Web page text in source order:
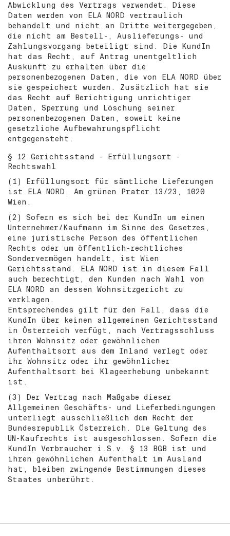
Abwicklung des Vertrags verwendet. Diese
Daten werden von ELA NORD vertraulich
behandelt und nicht an Dritte weitergegeben,
die nicht am Bestell-, Auslieferungs- und
Zahlungsvorgang beteiligt sind. Die KundIn
hat das Recht, auf Antrag unentgeltlich
Auskunft zu erhalten über die
personenbezogenen Daten, die von ELA NORD über
sie gespeichert wurden. Zusätzlich hat sie
das Recht auf Berichtigung unrichtiger
Daten, Sperrung und Löschung seiner
personenbezogenen Daten, soweit keine
gesetzliche Aufbewahrungspflicht
entgegensteht.
§ 12 Gerichtsstand - Erfüllungsort -
Rechtswahl
(1) Erfüllungsort für sämtliche Lieferungen
ist ELA NORD, Am grünen Prater 13/23, 1020
Wien.
(2) Sofern es sich bei der KundIn um einen
Unternehmer/Kaufmann im Sinne des Gesetzes,
eine juristische Person des öffentlichen
Rechts oder um öffentlich-rechtliches
Sondervermögen handelt, ist Wien
Gerichtsstand. ELA NORD ist in diesem Fall
auch berechtigt, den Kunden nach Wahl von
ELA NORD an dessen Wohnsitzgericht zu
verklagen.
Entsprechendes gilt für den Fall, dass die
KundIn über keinen allgemeinen Gerichtsstand
in Österreich verfügt, nach Vertragsschluss
ihren Wohnsitz oder gewöhnlichen
Aufenthaltsort aus dem Inland verlegt oder
ihr Wohnsitz oder ihr gewöhnlicher
Aufenthaltsort bei Klageerhebung unbekannt
ist.
(3) Der Vertrag nach Maßgabe dieser
Allgemeinen Geschäfts- und Lieferbedingungen
unterliegt ausschließlich dem Recht der
Bundesrepublik Österreich. Die Geltung des
UN-Kaufrechts ist ausgeschlossen. Sofern die
KundIn Verbraucher i.S.v. § 13 BGB ist und
ihren gewöhnlichen Aufenthalt im Ausland
hat, bleiben zwingende Bestimmungen dieses
Staates unberührt.